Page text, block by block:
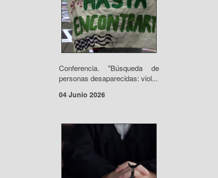
Conferencia. "Búsqueda de
personas desaparecidas: viol...
04 Junio 2026